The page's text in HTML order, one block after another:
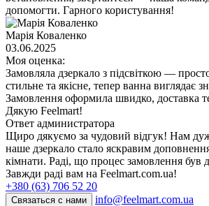
допомогти. Гарного користування!
Марія Коваленко
03.06.2025
Моя оценка:
Замовляла дзеркало з підсвіткою —
стильне та якісне, тепер ванна виглядає
Замовлення оформила швидко, доставка
Дякую Feelmart!
Ответ администратора
Щиро дякуємо за чудовий відгук! Нам
наше дзеркало стало яскравим
кімнати. Раді, що процес замовлення був
Завжди раді вам на Feelmart.com.ua!
+380 (63) 706 52 20
Связаться с нами info@feelmart.com.ua